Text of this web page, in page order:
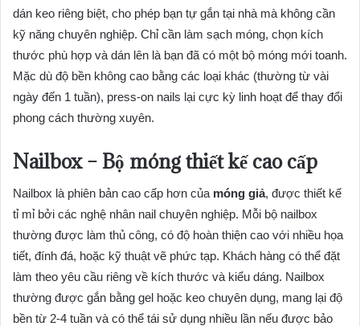
dán keo riêng biệt, cho phép bạn tự gắn tại nhà mà không cần
kỹ năng chuyên nghiệp. Chỉ cần làm sạch móng, chọn kích
thước phù hợp và dán lên là bạn đã có một bộ móng mới toanh.
Mặc dù độ bền không cao bằng các loại khác (thường từ vài
ngày đến 1 tuần), press-on nails lại cực kỳ linh hoạt để thay đổi
phong cách thường xuyên.
Nailbox – Bộ móng thiết kế cao cấp
Nailbox là phiên bản cao cấp hơn của móng giả, được thiết kế
tỉ mỉ bởi các nghệ nhân nail chuyên nghiệp. Mỗi bộ nailbox
thường được làm thủ công, có độ hoàn thiện cao với nhiều họa
tiết, đính đá, hoặc kỹ thuật vẽ phức tạp. Khách hàng có thể đặt
làm theo yêu cầu riêng về kích thước và kiểu dáng. Nailbox
thường được gắn bằng gel hoặc keo chuyên dụng, mang lại độ
bền từ 2-4 tuần và có thể tái sử dụng nhiều lần nếu được bảo